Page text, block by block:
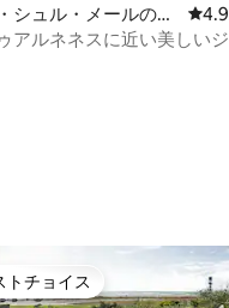
星中5つ星の平均評価
シュル・メールの一
レビ
アルネネスに近い美しい
のゲストチョイスです。
トチョイス